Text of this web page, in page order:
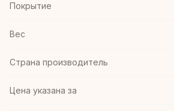
Покрытие
Вес
Страна производитель
Цена указана за